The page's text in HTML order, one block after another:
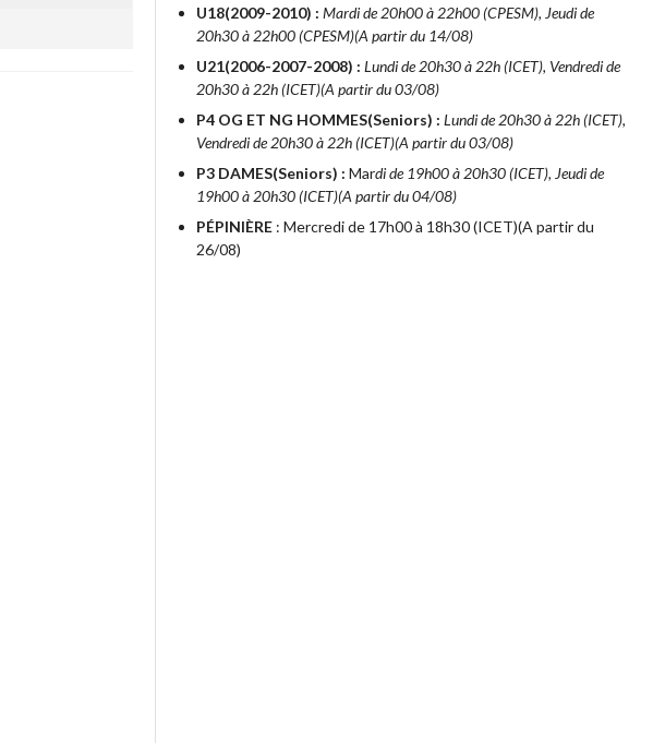
U18(2009-2010) : Mardi de 20h00 à 22h00 (CPESM), Jeudi de
20h30 à 22h00 (CPESM)(A partir du 14/08)
U21(2006-2007-2008) : Lundi de 20h30 à 22h (ICET), Vendredi de
20h30 à 22h (ICET)(A partir du 03/08)
P4 OG ET NG HOMMES(Seniors) : Lundi de 20h30 à 22h (ICET),
Vendredi de 20h30 à 22h (ICET)(A partir du 03/08)
P3 DAMES(Seniors) : Mardi de 19h00 à 20h30 (ICET), Jeudi de
19h00 à 20h30 (ICET)(A partir du 04/08)
PÉPINIÈRE: Mercredi de 17h00 à 18h30 (ICET)(A partir du
26/08)